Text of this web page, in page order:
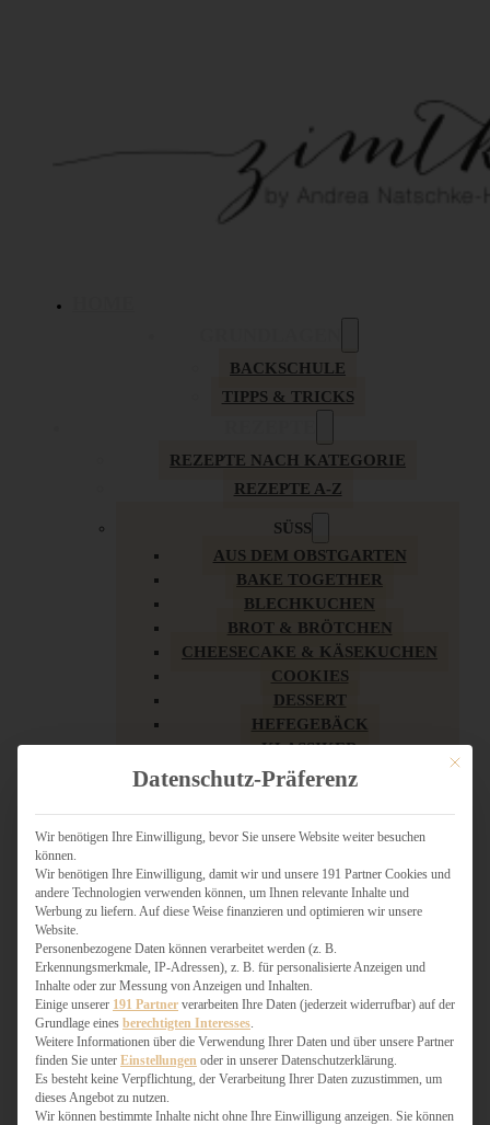
BACKSCHULE
TIPPS & TRICKS
REZEPTE NACH KATEGORIE
REZEPTE A-Z
SÜSS
AUS DEM OBSTGARTEN
BAKE TOGETHER
BLECHKUCHEN
BROT & BRÖTCHEN
CHEESECAKE & KÄSEKUCHEN
COOKIES
DESSERT
HEFEGEBÄCK
KLASSIKER
KUCHEN
MY AMERICAN BAKERY
REZEPTE ZU OSTERN
SCHOKOLADIGES
SÜSSES HAUPTGERICHT
SÜSSES KLEINGEBÄCK
TÖRTCHEN
VEGAN SÜSS
WEIHNACHTSBÄCKEREI
ZIMTLIEBE
HERZHAFT
BEILAGEN & GEMÜSE
BURGER & SANDWICHES
Mit
Datenschutz-Präferenz
Wir benötigen Ihre Einwilligung, bevor Sie unsere Website weiter besuchen
können.
Wir benötigen Ihre Einwilligung, damit wir und unsere 191 Partner Cookies und
andere Technologien verwenden können, um Ihnen relevante Inhalte und
Werbung zu liefern. Auf diese Weise finanzieren und optimieren wir unsere
Website.
Personenbezogene Daten können verarbeitet werden (z. B.
Erkennungsmerkmale, IP-Adressen), z. B. für personalisierte Anzeigen und
Inhalte oder zur Messung von Anzeigen und Inhalten.
Einige unserer 191 Partner verarbeiten Ihre Daten (jederzeit widerrufbar) auf der
Grundlage eines berechtigten Interesses
Weitere Informationen über die Verwendung Ihrer Daten und über unsere Partner
finden Sie unter Einstellungen oder in unserer Datenschutzerklärung.
Es besteht keine Verpflichtung, der Verarbeitung Ihrer Daten zuzustimmen, um
dieses Angebot zu nutzen.
Wir können bestimmte Inhalte nicht ohne Ihre Einwilligung anzeigen. Sie können